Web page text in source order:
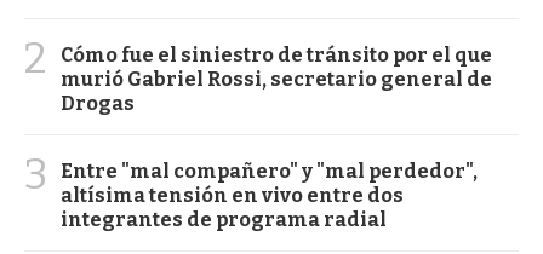
2
Cómo fue el siniestro de tránsito por el que
murió Gabriel Rossi, secretario general de
Drogas
3
Entre "mal compañero" y "mal perdedor",
altísima tensión en vivo entre dos
integrantes de programa radial